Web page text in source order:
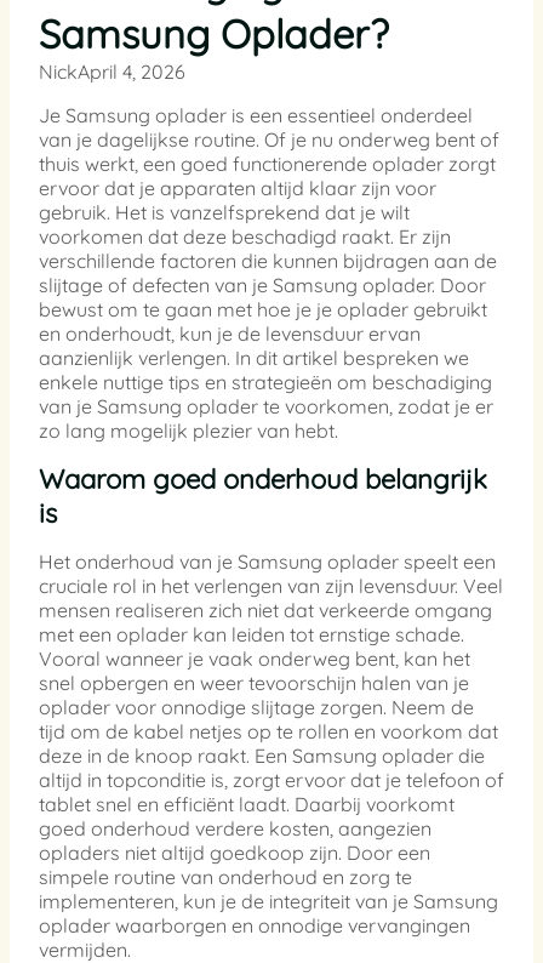
Samsung Oplader?
NickApril 4, 2026
Je Samsung oplader is een essentieel onderdeel
van je dagelijkse routine. Of je nu onderweg bent of
thuis werkt, een goed functionerende oplader zorgt
ervoor dat je apparaten altijd klaar zijn voor
gebruik. Het is vanzelfsprekend dat je wilt
voorkomen dat deze beschadigd raakt. Er zijn
verschillende factoren die kunnen bijdragen aan de
slijtage of defecten van je Samsung oplader. Door
bewust om te gaan met hoe je je oplader gebruikt
en onderhoudt, kun je de levensduur ervan
aanzienlijk verlengen. In dit artikel bespreken we
enkele nuttige tips en strategieën om beschadiging
van je Samsung oplader te voorkomen, zodat je er
zo lang mogelijk plezier van hebt.
Waarom goed onderhoud belangrijk
is
Het onderhoud van je Samsung oplader speelt een
cruciale rol in het verlengen van zijn levensduur. Veel
mensen realiseren zich niet dat verkeerde omgang
met een oplader kan leiden tot ernstige schade.
Vooral wanneer je vaak onderweg bent, kan het
snel opbergen en weer tevoorschijn halen van je
oplader voor onnodige slijtage zorgen. Neem de
tijd om de kabel netjes op te rollen en voorkom dat
deze in de knoop raakt. Een Samsung oplader die
altijd in topconditie is, zorgt ervoor dat je telefoon of
tablet snel en efficiënt laadt. Daarbij voorkomt
goed onderhoud verdere kosten, aangezien
opladers niet altijd goedkoop zijn. Door een
simpele routine van onderhoud en zorg te
implementeren, kun je de integriteit van je Samsung
oplader waarborgen en onnodige vervangingen
vermijden.